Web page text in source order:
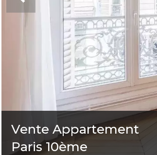
Vente Appartement
Paris 10ème